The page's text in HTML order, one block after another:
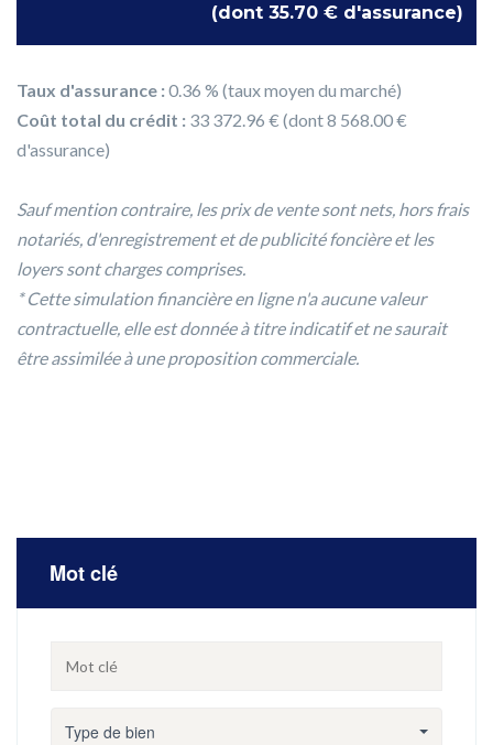
(dont 35.70 € d'assurance)
Taux d'assurance :0.36 % (taux moyen du marché)
Coût total du crédit : 33 372.96 € (dont 8 568.00 €
d'assurance)
Sauf mention contraire, les prix de vente sont nets, hors frais
notariés, d'enregistrement et de publicité foncière et les
loyers sont charges comprises.
* Cette simulation financière en ligne n'a aucune valeur
contractuelle, elle est donnée à titre indicatif et ne saurait
être assimilée à une proposition commerciale.
Mot clé
Type de bien